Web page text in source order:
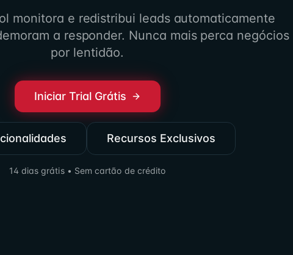
monitora e redistribui leads automaticamente
a responder. Nunca mais perca negócios
por lentidão.
Iniciar Trial Grátis
Recursos Exclusivos
14 dias grátis • Sem cartão de crédito